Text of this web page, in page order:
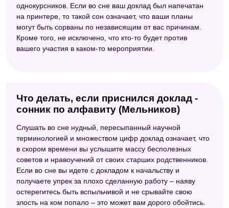
однокурсников. Если во сне ваш доклад был напечатан
на принтере, то такой сон означает, что ваши планы
могут быть сорваны по независящим от вас причинам.
Кроме того, не исключено, что кто-то будет против
вашего участия в каком-то мероприятии.
Что делать, если приснился доклад -
сонник по алфавиту (Мельников)
Слушать во сне нудный, пересыпанный научной
терминологией и множеством цифр доклад означает, что
в скором времени вы услышите массу бесполезных
советов и нравоучений от своих старших родственников.
Если во сне вы идете с докладом к начальству и
получаете упрек за плохо сделанную работу – наяву
остерегитесь быть вспыльчивой и не срывайте свою
злость на ком попало – это может вам дорого обойтись.